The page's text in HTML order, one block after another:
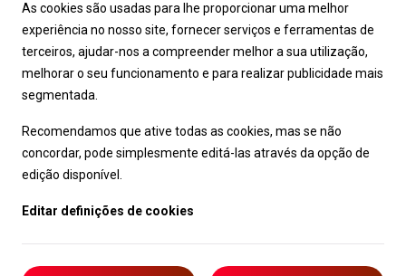
As cookies são usadas para lhe proporcionar uma melhor
experiência no nosso site, fornecer serviços e ferramentas de
terceiros, ajudar-nos a compreender melhor a sua utilização,
melhorar o seu funcionamento e para realizar publicidade mais
segmentada.
Recomendamos que ative todas as cookies, mas se não
concordar, pode simplesmente editá-las através da opção de
edição disponível.
Editar definições de cookies